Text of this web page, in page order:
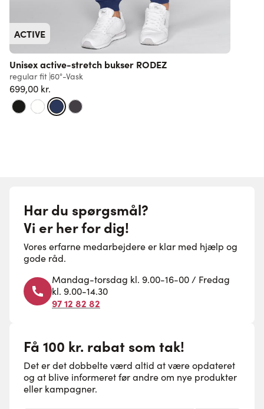
ACTIVE
Unisex active-stretch bukser RODEZ
regular fit 60°-Vask
699,00 kr.
Har du spørgsmål?
Vi er her for dig!
Vores erfarne medarbejdere er klar med hjælp og
gode råd.
Mandag-torsdag kl. 9.00-16-00 / Fredag
kl. 9.00-14.30
97 12 82 82
Få 100 kr. rabat som tak!
Det er det dobbelte værd altid at være opdateret
og at blive informeret før andre om nye produkter
eller kampagner.